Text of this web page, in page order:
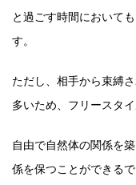
と過ごす時間において
す。
ただし、相手から束縛
多いため、フリースタ
自由で自然体の関係を
係を保つことができるで